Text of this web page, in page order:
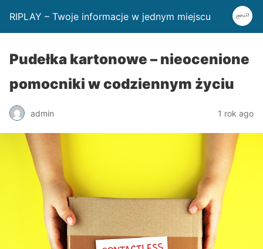
RIPLAY – Twoje informacje w jednym miejscu
Pudełka kartonowe – nieocenione
pomocniki w codziennym życiu
admin 1 rok ago